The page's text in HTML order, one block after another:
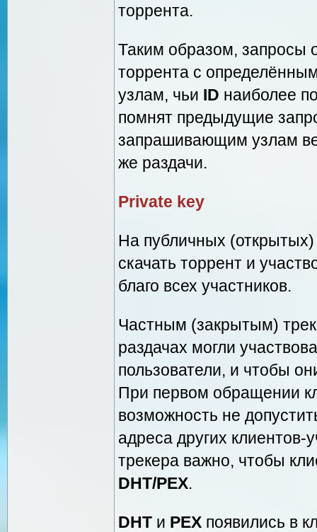
торрента.
Таким образом, запросы
торрента с
узлам, чьи ID наиболее
помнят предыдущие
запрашивающим узлам
же раздачи.
Private key
На публичных
скачать торрент и
благо всех участников.
Частным (закрытым)
раздачах могли
пользователи, и чтобы
При первом обращении
возможность не
адреса других клиентов-
трекера важно, чтобы
DHT/PEX.
DHT и PEX появились в